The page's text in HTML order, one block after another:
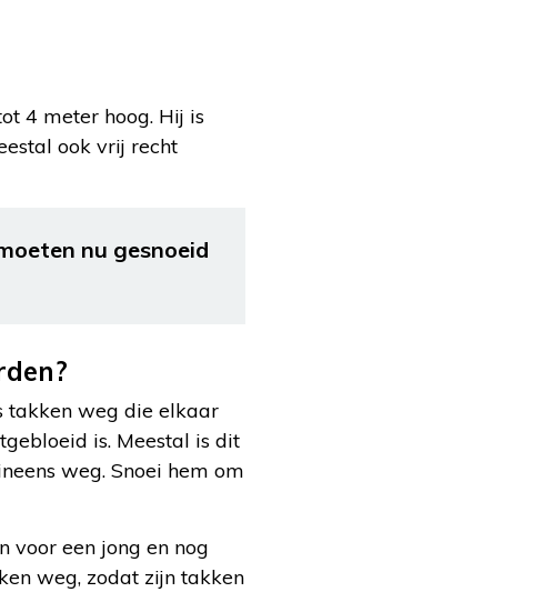
4 meter hoog. Hij is
ook vrij recht
nu gesnoeid
takken weg die elkaar
is. Meestal is dit
weg. Snoei hem om
voor een jong en nog
weg, zodat zijn takken